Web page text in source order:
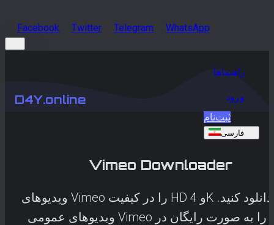
Facebook Twitter Telegram WhatsApp
D4Y.online
راهنماها
ورود
ثبت‌نام
فارسی
Vimeo Downloader
ویدیوهای Vimeo را در کیفیت HD و 4K دانلود کنید.
ویدیوهای عمومی Vimeo را به صورت رایگان در